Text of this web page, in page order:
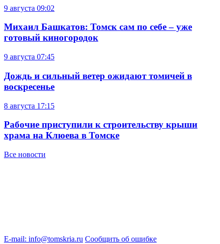
9 августа 09:02
Михаил Башкатов: Томск сам по себе – уже
готовый киногородок
9 августа 07:45
Дождь и сильный ветер ожидают томичей в
воскресенье
8 августа 17:15
Рабочие приступили к строительству крыши
храма на Клюева в Томске
Все новости
E-mail: info@tomskria.ru Сообщить об ошибке